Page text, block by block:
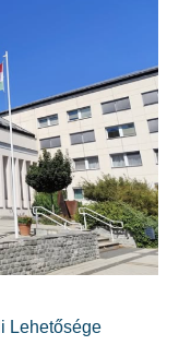
Lehetősége